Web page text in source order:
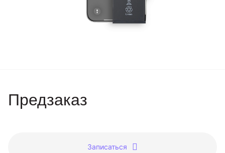
Предзаказ
Записаться